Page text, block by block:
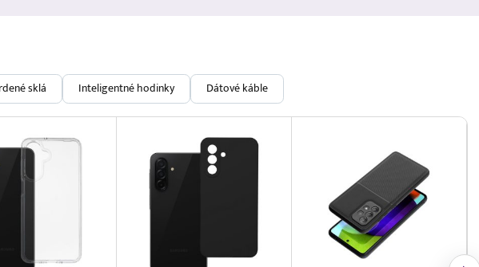
sklá Inteligentné hodinky Dátové káble